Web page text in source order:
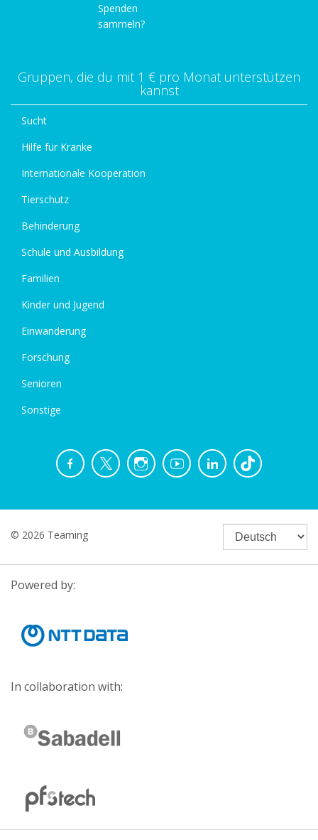
Spenden
sammeln?
Gruppen, die du mit 1 € pro Monat unterstützen
kannst
Sucht
Hilfe für Kranke
Internationale Kooperation
Tierschutz
Behinderung
Schule und Ausbildung
Familien
Kinder und Jugend
Einwanderung
Forschung
Senioren
Sonstige
© 2026 Teaming
Powered by:
In collaboration with: